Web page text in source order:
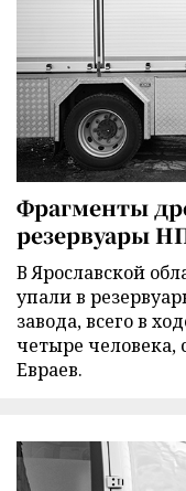
Фрагменты
резервуары
В Ярославской
упали в
завода, всего в
четыре человека,
Евраев.